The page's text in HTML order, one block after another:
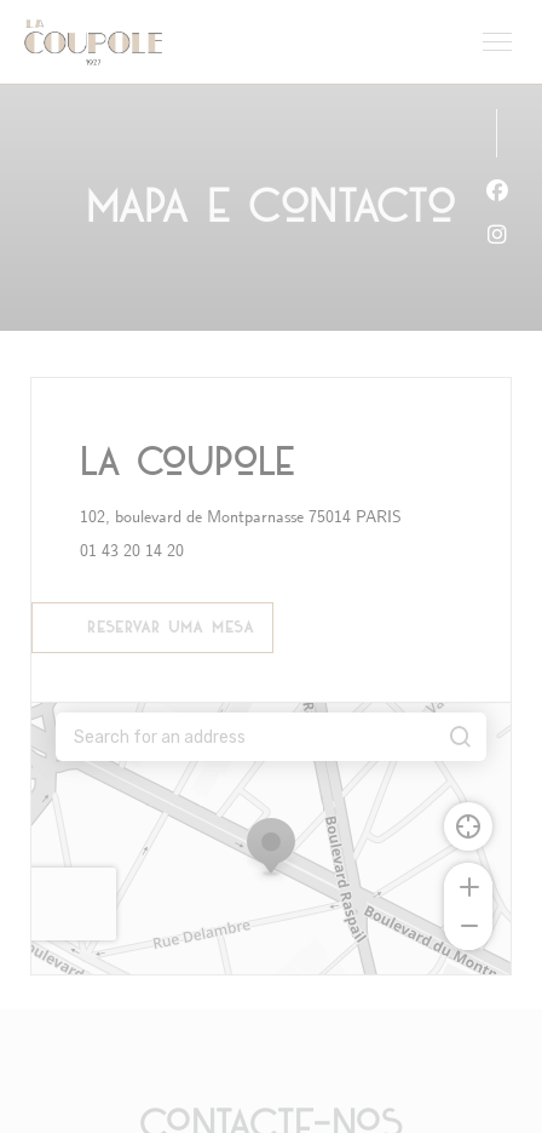
Painel de Gerenciamento de Cookies
Mapa e Contacto
La Coupole
102, boulevard de Montparnasse 75014 PARIS
01 43 20 14 20
RESERVAR UMA MESA